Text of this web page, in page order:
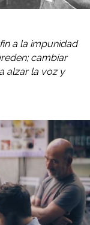
a la impunidad
cambiar
alzar la voz y